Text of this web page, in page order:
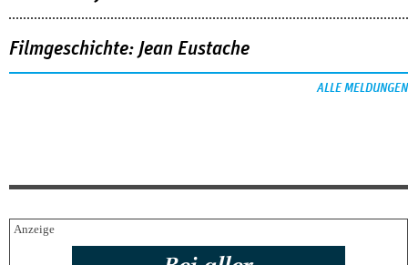
Filmgeschichte: Jean Eustache
ALLE MELDUNGEN